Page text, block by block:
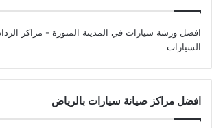
افضل ورشة سيارات في المدينة المنورة - مراكز
السيارات
افضل مراكز صيانة سيارات بالرياض